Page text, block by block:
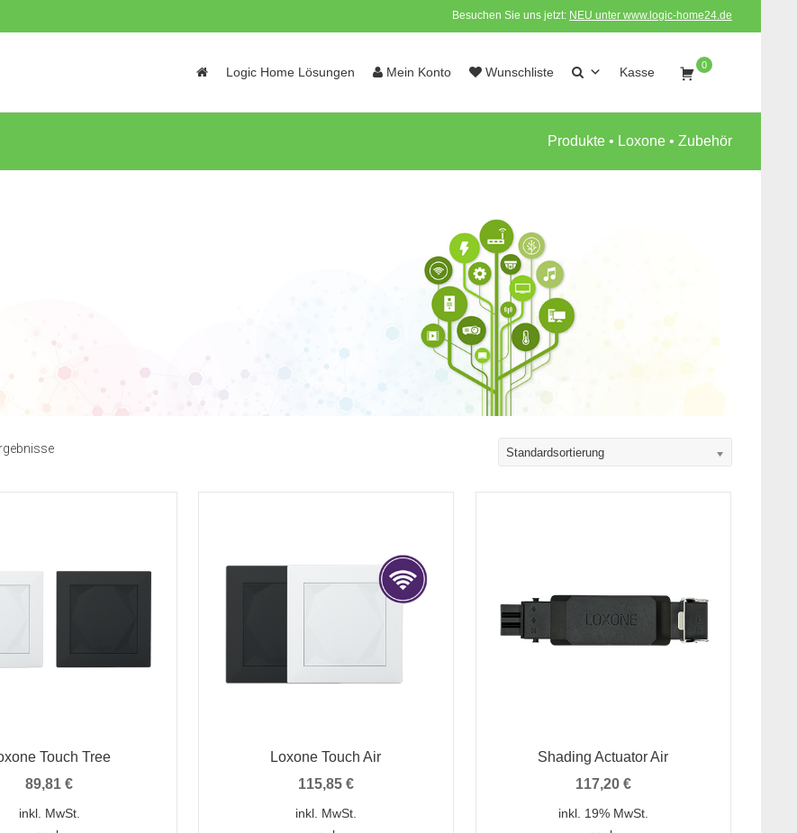
Besuchen Sie uns jetzt: NEU unter www.logic-home24.de
Logic Home Lösungen Mein Konto Wunschliste Kasse 0
Produkte • Loxone • Zubehör
Standardsortierung
Touch Tree
89,81€
inkl. MwSt.
Loxone Touch Air
115,85 €
inkl. MwSt.
Shading Actuator Air
117,20 €
inkl. 19% MwSt.